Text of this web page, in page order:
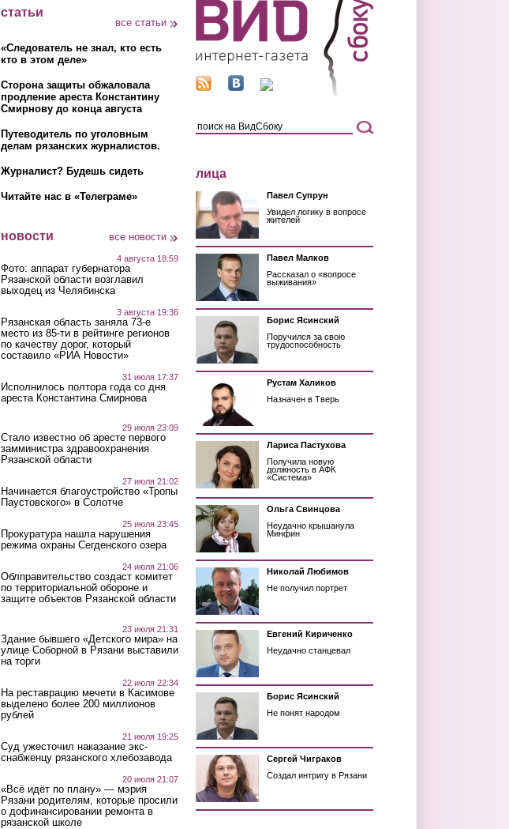
статьи
все статьи
«Следователь не знал, кто есть
кто в этом деле»
Сторона защиты обжаловала
продление ареста Константину
Смирнову до конца августа
Путеводитель по уголовным
делам рязанских журналистов.
Журналист? Будешь сидеть
Читайте нас в «Телеграме»
новости все новости
4 августа 18:59
Фото: аппарат губернатора
Рязанской области возглавил
выходец из Челябинска
3 августа 19:36
Рязанская область заняла 73-е
место из 85-ти в рейтинге регионов
по качеству дорог, который
составило «РИА Новости»
31 июля 17:37
Исполнилось полтора года со дня
ареста Константина Смирнова
29 июля 23:09
Стало известно об аресте первого
замминистра здравоохранения
Рязанской области
27 июля 21:02
Начинается благоустройство «Тропы
Паустовского» в Солотче
25 июля 23:45
Прокуратура нашла нарушения
режима охраны Сегденского озера
24 июля 21:06
Облправительство создаст комитет
по территориальной обороне и
защите объектов Рязанской области
23 июля 21:31
Здание бывшего «Детского мира» на
улице Соборной в Рязани выставили
на торги
22 июля 22:34
На реставрацию мечети в Касимове
выделено более 200 миллионов
рублей
21 июля 19:25
Суд ужесточил наказание экс-
снабженцу рязанского хлебозавода
20 июля 21:07
«Всё идёт по плану» — мэрия
Рязани родителям, которые просили
о дофинансировании ремонта в
рязанской школе
лица
Павел Супрун
Увидел логику в вопросе
жителей
Павел Малков
Рассказал о «вопросе
выживания»
Борис Ясинский
Поручился за свою
трудоспособность
Рустам Халиков
Назначен в Тверь
Лариса Пастухова
Получила новую
должность в АФК
«Система»
Ольга Свинцова
Неудачно крышанула
Минфин
Николай Любимов
Не получил портрет
Евгений Кириченко
Неудачно станцевал
Борис Ясинский
Не понят народом
Сергей Чиграков
Создал интригу в Рязани